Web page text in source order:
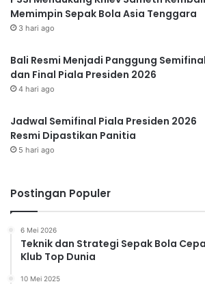
Memimpin Sepak Bola Asia Tenggara
3 hari ago
Bali Resmi Menjadi Panggung Semifinal
dan Final Piala Presiden 2026
4 hari ago
Jadwal Semifinal Piala Presiden 2026
Resmi Dipastikan Panitia
5 hari ago
Postingan Populer
6 Mei 2026
Teknik dan Strategi Sepak Bola
Klub Top Dunia
10 Mei 2025